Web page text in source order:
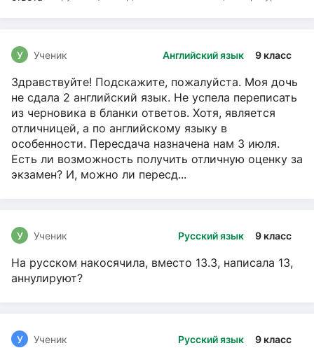
Английский язык 9 класс
У Ученик
Здравствуйте! Подскажите, пожалуйста. Моя дочь
не сдала 2 английский язык. Не успела переписать
из черновика в бланки ответов. Хотя, является
отличницей, а по английскому языку в
особенности. Пересдача назначена нам 3 июля.
Есть ли возможность получить отличную оценку за
экзамен? И, можно ли пересд...
Русский язык 9 класс
У Ученик
На русском накосячила, вместо 13.3, написала 13,
аннулируют?
Русский язык 9 класс
У Ученик